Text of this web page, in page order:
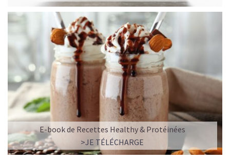
L’ALLIANCE PARFAITE ENTRE PLAISIR ET
PERFORMANCE
E-book de Recettes Healthy & Protéinées
>JE TÉLÉCHARGE